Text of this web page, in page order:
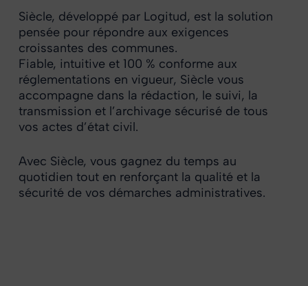
Siècle, développé par Logitud, est la solution
pensée pour répondre aux exigences
croissantes des communes.
Fiable, intuitive et 100 % conforme aux
réglementations en vigueur, Siècle vous
accompagne dans la rédaction, le suivi, la
transmission et l’archivage sécurisé de tous
vos actes d’état civil.
Avec Siècle, vous gagnez du temps au
quotidien tout en renforçant la qualité et la
sécurité de vos démarches administratives.